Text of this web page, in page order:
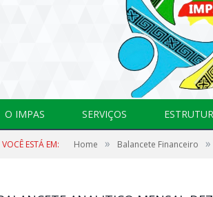
O IMPAS SERVIÇOS
VOCÊ ESTÁ EM: Home » Balancete Financeiro »